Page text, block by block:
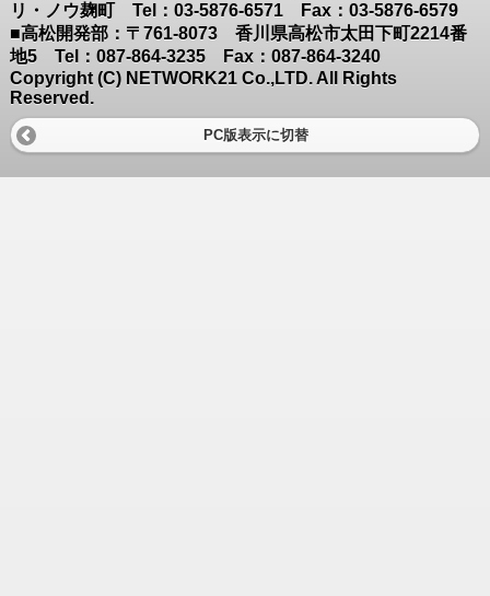
リ・ノウ麹町 Tel：03-5876-6571 Fax：03-5876-6579
■高松開発部：〒761-8073 香川県高松市太田下町2214番
地5 Tel：087-864-3235 Fax：087-864-3240
Copyright (C) NETWORK21 Co.,LTD. All Rights
Reserved.
PC版表示に切替